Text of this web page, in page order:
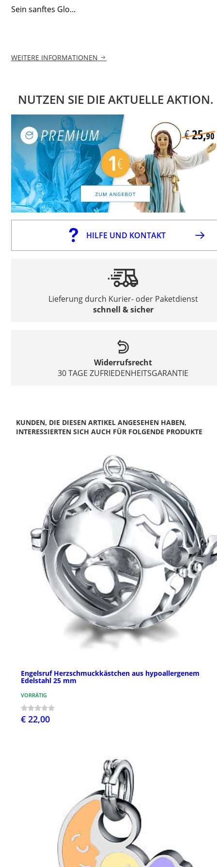
Sein sanftes Glo...
WEITERE INFORMATIONEN
NUTZEN SIE DIE AKTUELLE AKTION.
HILFE UND KONTAKT
Lieferung durch Kurier- oder Paketdienst
schnell & sicher
Widerrufsrecht
30 TAGE ZUFRIEDENHEITSGARANTIE
KUNDEN, DIE DIESEN ARTIKEL ANGESEHEN HABEN,
INTERESSIERTEN SICH AUCH FÜR FOLGENDE PRODUKTE
Engelsruf Herzschmuckkästchen aus hypoallergenem
Edelstahl 25 mm
VORRÄTIG
€ 22,00